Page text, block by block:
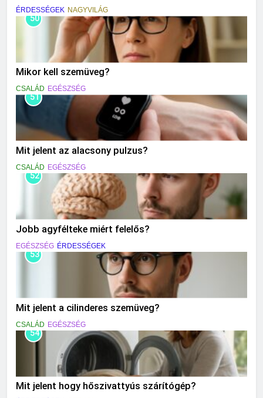
ÉRDESSÉGEK NAGYVILÁG
50
Mikor kell szemüveg?
CSALÁD EGÉSZSÉG
51
Mit jelent az alacsony pulzus?
CSALÁD EGÉSZSÉG
52
Jobb agyfélteke miért felelős?
EGÉSZSÉG ÉRDESSÉGEK
53
Mit jelent a cilinderes szemüveg?
CSALÁD EGÉSZSÉG
54
Mit jelent hogy hőszivattyús szárítógép?